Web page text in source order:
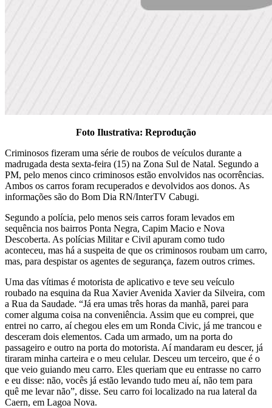
Foto Ilustrativa: Reprodução
Criminosos fizeram uma série de roubos de veículos durante a
madrugada desta sexta-feira (15) na Zona Sul de Natal. Segundo a
PM, pelo menos cinco criminosos estão envolvidos nas ocorrências.
Ambos os carros foram recuperados e devolvidos aos donos. As
informações são do Bom Dia RN/InterTV Cabugi.
Segundo a polícia, pelo menos seis carros foram levados em
sequência nos bairros Ponta Negra, Capim Macio e Nova
Descoberta. As polícias Militar e Civil apuram como tudo
aconteceu, mas há a suspeita de que os criminosos roubam um carro,
mas, para despistar os agentes de segurança, fazem outros crimes.
Uma das vítimas é motorista de aplicativo e teve seu veículo
roubado na esquina da Rua Xavier Avenida Xavier da Silveira, com
a Rua da Saudade. “Já era umas três horas da manhã, parei para
comer alguma coisa na conveniência. Assim que eu comprei, que
entrei no carro, aí chegou eles em um Ronda Civic, já me trancou e
desceram dois elementos. Cada um armado, um na porta do
passageiro e outro na porta do motorista. Aí mandaram eu descer, já
tiraram minha carteira e o meu celular. Desceu um terceiro, que é o
que veio guiando meu carro. Eles queriam que eu entrasse no carro
e eu disse: não, vocês já estão levando tudo meu aí, não tem para
quê me levar não”, disse. Seu carro foi localizado na rua lateral da
Caern, em Lagoa Nova.